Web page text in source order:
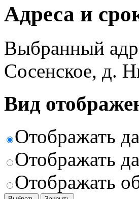
Адреса и
Выбранный
Сосенское, д.
Вид
Отображать
Отображать
Отображать